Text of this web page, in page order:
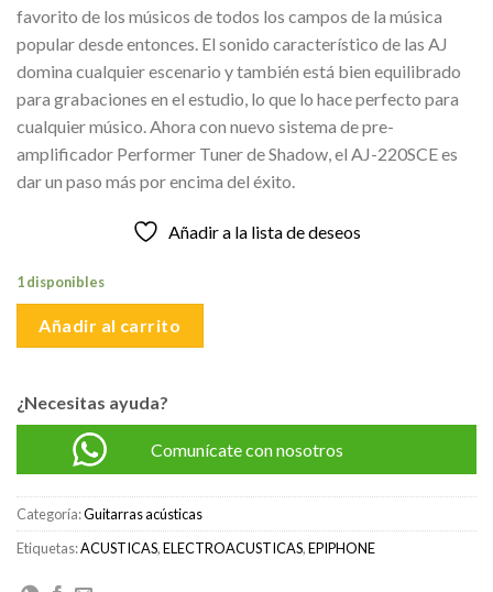
favorito de los músicos de todos los campos de la música
popular desde entonces. El sonido característico de las AJ
domina cualquier escenario y también está bien equilibrado
para grabaciones en el estudio, lo que lo hace perfecto para
cualquier músico. Ahora con nuevo sistema de pre-
amplificador Performer Tuner de Shadow, el AJ-220SCE es
dar un paso más por encima del éxito.
Añadir a la lista de deseos
1 disponibles
Añadir al carrito
¿Necesitas ayuda?
Comunícate con nosotros
Categoría:Guitarras acústicas
Etiquetas:ACUSTICAS,ELECTROACUSTICAS,EPIPHONE